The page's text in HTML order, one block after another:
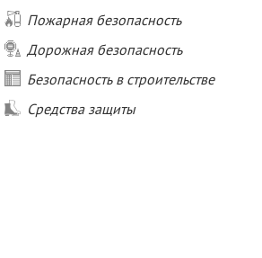
Пожарная безопасность
Дорожная безопасность
Безопасность в строительстве
Средства защиты